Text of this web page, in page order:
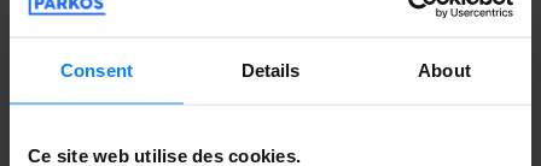
Consent Details About
Ce site web utilise des cookies.
Loic caniard